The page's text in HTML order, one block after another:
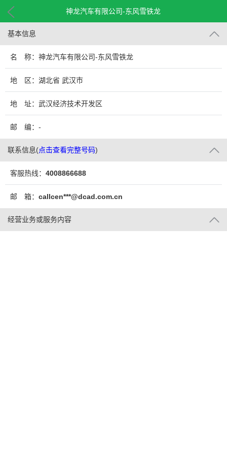
神龙汽车有限公司-东风雪铁龙
基本信息
名 称：神龙汽车有限公司-东风雪铁龙
地 区：湖北省 武汉市
地 址：武汉经济技术开发区
邮 编：-
联系信息(点击查看完整号码)
客服热线： 4008866688
邮 箱： callcen***@dcad.com.cn
经营业务或服务内容